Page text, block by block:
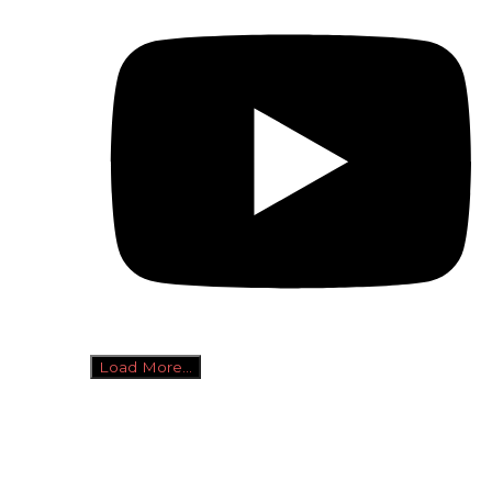
Load More...